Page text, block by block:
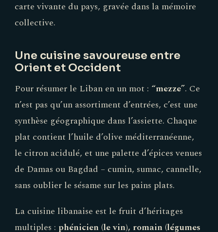
carte vivante du pays, gravée dans la mémoire
collective.
Une cuisine savoureuse entre
Orient et Occident
Pour résumer le Liban en un mot : “mezze”. Ce
n’est pas qu’un assortiment d’entrées, c’est une
synthèse géographique dans l’assiette. Chaque
plat contient l’huile d’olive méditerranéenne,
le citron acidulé, et une palette d’épices venues
de Damas ou Bagdad – cumin, sumac, cannelle,
sans oublier le sésame sur les pains plats.
La cuisine libanaise est le fruit d’héritages
multiples : phénicien (le vin), romain (légumes